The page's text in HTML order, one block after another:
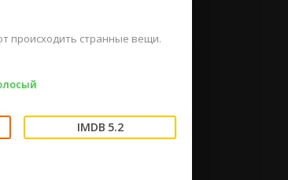
происходить странные вещи.
5.2